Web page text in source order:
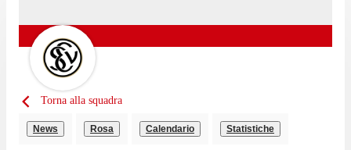
Torna alla squadra
News Rosa Calendario Statistiche